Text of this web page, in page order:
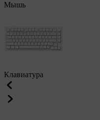
Мышь
Клавиатура